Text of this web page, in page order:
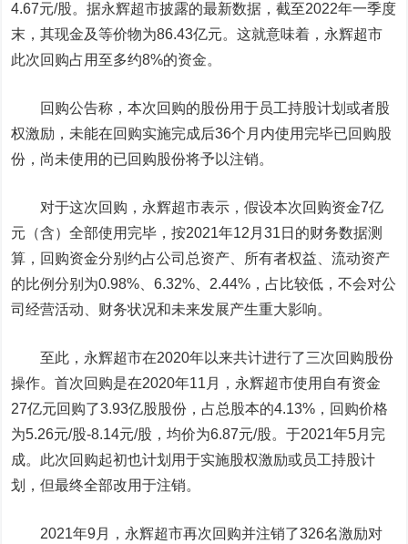
4.67元/股。据永辉超市披露的最新数据，截至2022年一季度
末，其现金及等价物为86.43亿元。这就意味着，永辉超市
此次回购占用至多约8%的资金。
回购公告称，本次回购的股份用于员工持股计划或者股
权激励，未能在回购实施完成后36个月内使用完毕已回购股
份，尚未使用的已回购股份将予以注销。
对于这次回购，永辉超市表示，假设本次回购资金7亿
元（含）全部使用完毕，按2021年12月31日的财务数据测
算，回购资金分别约占公司总资产、所有者权益、流动资产
的比例分别为0.98%、6.32%、2.44%，占比较低，不会对公
司经营活动、财务状况和未来发展产生重大影响。
至此，永辉超市在2020年以来共计进行了三次回购股份
操作。首次回购是在2020年11月，永辉超市使用自有资金
27亿元回购了3.93亿股股份，占总股本的4.13%，回购价格
为5.26元/股-8.14元/股，均价为6.87元/股。于2021年5月完
成。此次回购起初也计划用于实施股权激励或员工持股计
划，但最终全部改用于注销。
2021年9月，永辉超市再次回购并注销了326名激励对